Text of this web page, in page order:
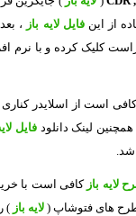
از اینفایل لایه باز ،
کلیک کرده و با نرم
کافی است از اسلایدر
همچنین لینک دانلودفایل
شد.
لایه باز کافی است با
های فتوشاپ ( لایه باز )